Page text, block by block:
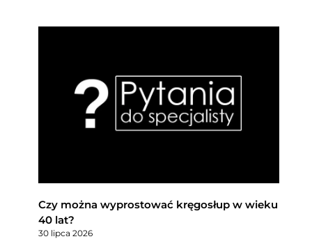
Czy można wyprostować kręgosłup w wieku
40 lat?
30 lipca 2026